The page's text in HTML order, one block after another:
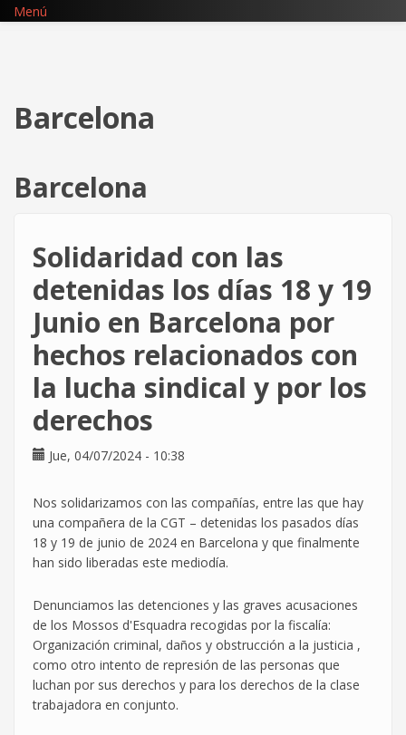
Pasar
Menú
Barcelona
Barcelona
Solidaridad con las
detenidas los días 18 y 19
Junio en Barcelona por
hechos relacionados con
la lucha sindical y por los
derechos
Jue, 04/07/2024 - 10:38
Nos solidarizamos con las compañías, entre las que hay
una compañera de la CGT – detenidas los pasados días
18 y 19 de junio de 2024 en Barcelona y que finalmente
han sido liberadas este mediodía.
Denunciamos las detenciones y las graves acusaciones
de los Mossos d'Esquadra recogidas por la fiscalía:
Organización criminal, daños y obstrucción a la justicia ,
como otro intento de represión de las personas que
luchan por sus derechos y para los derechos de la clase
trabajadora en conjunto.